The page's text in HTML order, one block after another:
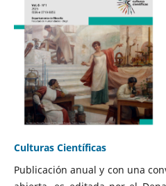
Culturas Científicas
Publicación anual y con una